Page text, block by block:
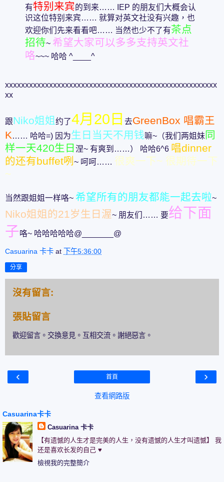
有特别来宾的到来…… IEP 的朋友们大概会认
识这位特别来宾…… 就算对英文社没有兴趣，也
欢迎你们先来看看吧…… 当然也少不了有茶点
招待~ 希望大家可以多多支持英文社
咯~~~ 哈哈 ^____^
xxxxxxxxxxxxxxxxxxxxxxxxxxxxxxxxxxxxxxxxxxxxxxxxxxxxx
xx
跟Niko姐姐 约了4月20日 去GreenBox 唱霸王
K…… 哈哈=) 因为生日当天不用钱嘛~（我们两姐妹同
样一天420生日 涅~ 有爽到……） 哈哈6^6 唱dinner
的还有buffet咧 ~ 呵呵…… 很爽一下~ 很期待一下
~
当然跟姐姐一样咯~ 希望所有的朋友都能一起去啦~
Niko姐姐的21岁生日渥~ 朋友们…… 要给下面
子咯~ 哈哈哈哈哈@_______@
Casuarina 卡卡 at 下午5:36:00
分享
沒有留言:
張貼留言
歡迎留言。交換意見。互相交流。謝絕惡言。
‹ ›
首頁
查看網路版
Casuarina卡卡
Casuarina 卡卡
【有遗憾的人生才是完美的人生，没有遗憾的人生才叫遗憾】 我
还是喜欢长发的自己 ♥
檢視我的完整簡介